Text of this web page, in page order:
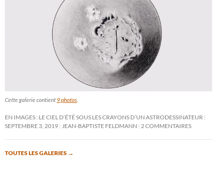
Cette galerie contient 9 photos
EN IMAGES : LE CIEL D’ÉTÉ SOUS LES CRAYONS D’UN ASTRODESSINATEUR
SEPTEMBRE 3, 2019
JEAN-BAPTISTE FELDMANN 2 COMMENTAIRES
TOUTES LES GALERIES →